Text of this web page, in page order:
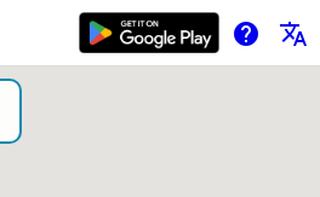
help translate